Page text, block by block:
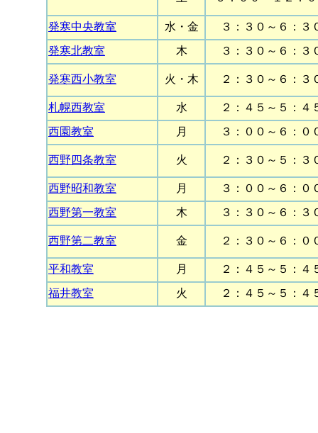
発寒中央教室 水・金
３：３０～６：３
発寒北教室
木 ３：３０～６：３
発寒西小教室 火・木 ２：３０～６：３
札幌西教室 水
２：４５～５：４
西園教室
月 ３：００～６：０
西野四条教室 火 ２：３０～５：３
西野昭和教室 月
３：００～６：０
西野第一教室
木 ３：３０～６：３
西野第二教室 金 ２：３０～６：０
平和教室 月
２：４５～５：４
福井教室
火 ２：４５～５：４